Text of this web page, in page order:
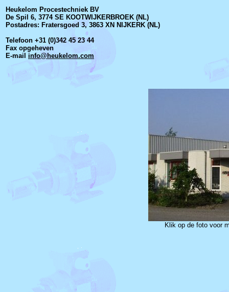
Heukelom Procestechniek BV
De Spil 6, 3774 SE KOOTWIJKERBROEK (NL)
Postadres: Fratersgoed 3, 3863 XN NIJKERK (NL)
Telefoon +31 (0)342 45 23 44
Fax opgeheven
E-mail info@heukelom.com
Klik op de foto voor